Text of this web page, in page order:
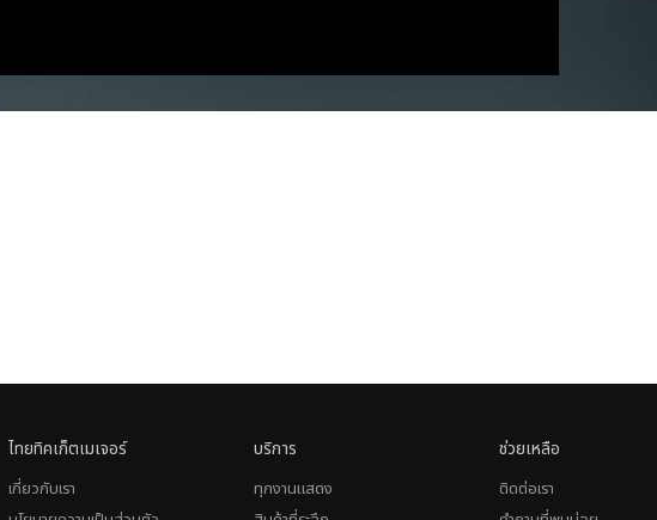
ไทยทิคเก็ตเมเจอร์
เกี่ยวกับเรา
บริการ
ทุกงานแสดง
ช่วยเหลือ
ติดต่อเรา